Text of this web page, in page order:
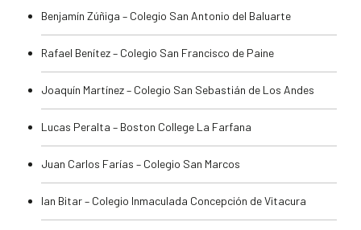
Benjamín Zúñiga – Colegio San Antonio del Baluarte
Rafael Benítez – Colegio San Francisco de Paine
Joaquín Martínez – Colegio San Sebastián de Los Andes
Lucas Peralta – Boston College La Farfana
Juan Carlos Farías – Colegio San Marcos
Ian Bitar – Colegio Inmaculada Concepción de Vitacura